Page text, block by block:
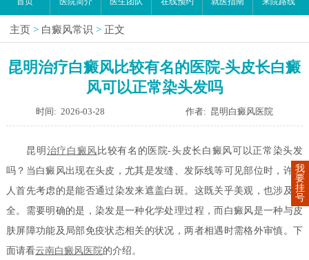
主页 > 白癜风常识 > 正文
昆明治疗白癜风比较有名的医院-头皮长白癜
风可以正常染头发吗
时间: 2026-03-28 作者: 昆明白癜风医院
昆明 治疗白癜风 比较有名的医院-头皮长白癜风可以正常染头发
吗？当白癜风出现在头皮，尤其是发缝、发际线等可见部位时，许多
人首先考虑的是能否通过染发来遮盖白斑。这既关乎美观，也涉及安
全。需要明确的是，染发是一种化学处理过程，而白癜风是一种与皮
肤屏障功能及局部免疫状态相关的状况，两者相遇时需格外审慎。下
面请看云南白癜风医院的介绍。
我
要
挂
号